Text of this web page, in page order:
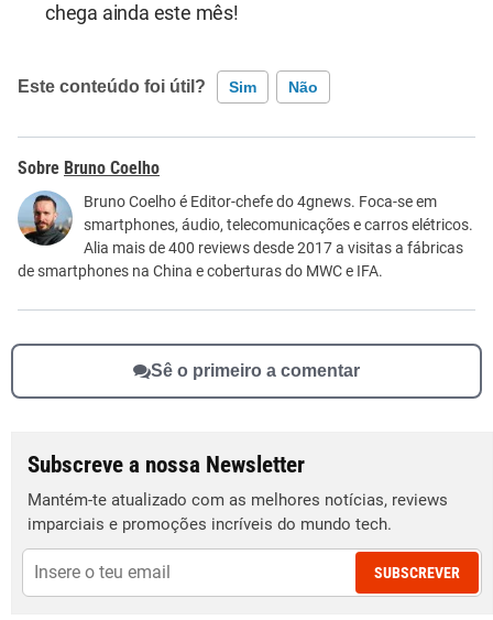
chega ainda este mês!
Este conteúdo foi útil? Sim Não
Este conteúdo não tem a informação que procuro
Outro
Bruno Coelho
Bruno Coelho é Editor-chefe do 4gnews. Foca-se em
smartphones, áudio, telecomunicações e carros elétricos.
Alia mais de 400 reviews desde 2017 a visitas a fábricas
de smartphones na China e coberturas do MWC e IFA.
Sê o primeiro a comentar
Subscreve a nossa Newsletter
Mantém-te atualizado com as melhores notícias, reviews
imparciais e promoções incríveis do mundo tech.
SUBSCREVER